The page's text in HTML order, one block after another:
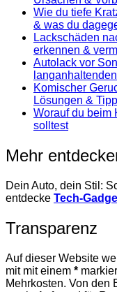
Wie du tiefe
& was du
Lackschäden
erkennen &
Autolack vor
Komischer
Lösungen &
Worauf du beim
solltest
Mehr
Dein Auto, dein Stil:
entdecke Tech-
Transparenz
Auf dieser Website
mit mit einem *
Mehrkosten. Von den